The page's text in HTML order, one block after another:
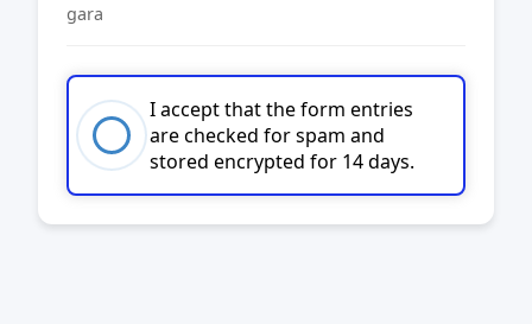
gara
I accept that the form entries
are checked for spam and
stored encrypted for 14 days.